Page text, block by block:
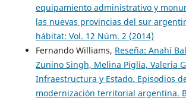
equipamiento administrativo y
las nuevas provincias del sur
hábitat: Vol. 12 Núm. 2 (2014)
Fernando Williams, Reseña: Anahí
Zunino Singh, Melina Piglia, Valeria
Infraestructura y Estado. Episodios
modernización territorial argentina.